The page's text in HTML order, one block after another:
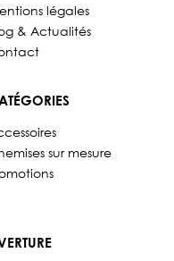
légales
& Actualités
sur mesure